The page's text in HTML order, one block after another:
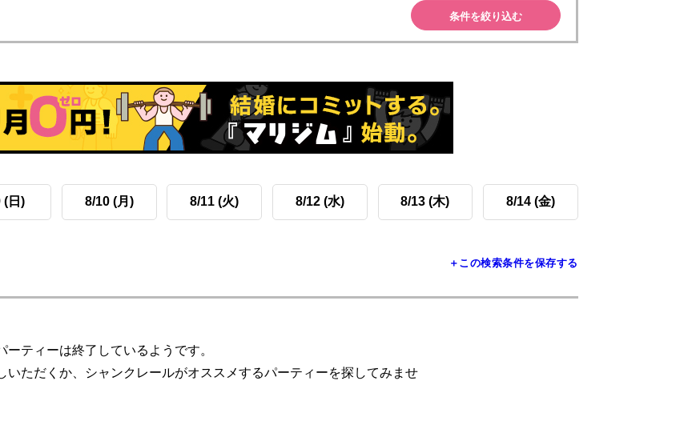
条件を絞り込む
(日) 8/10 (月) 8/11 (火) 8/12 (水) 8/13 (木) 8/14 (金)
＋この検索条件を保存する
ーティーは終了しているようです。
いただくか、シャンクレールがオススメするパーティーを探してみませ